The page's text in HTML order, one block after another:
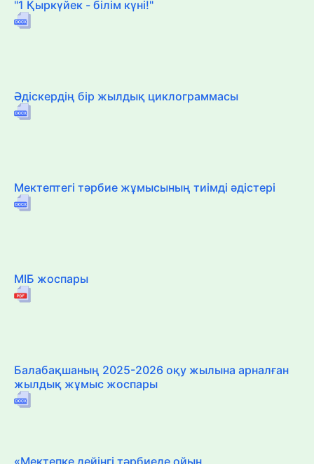
"1 Қыркүйек - білім күні!"
Әдіскердің бір жылдық циклограммасы
Мектептегі тәрбие жұмысының тиімді әдістері
МІБ жоспары
Балабақшаның 2025-2026 оқу жылына арналған
жылдық жұмыс жоспары
«Мектепке дейінгі тәрбиеде ойын